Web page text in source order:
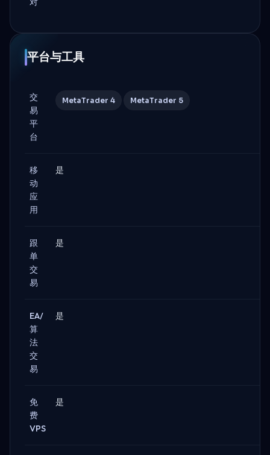
平台与工具
交
易
平
台
MetaTrader 4 MetaTrader 5
移
动
应
用
是
跟
单
交
易
是
EA/
算
法
交
易
是
免
费
VPS
是